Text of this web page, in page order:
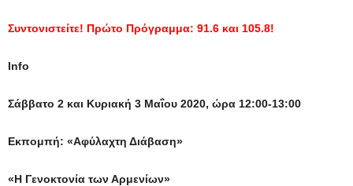
Συντονιστείτε! Πρώτο Πρόγραμμα: 91.6 και 105.8!
Info
Σάββατο 2 και Κυριακή 3 Μαΐου 2020, ώρα 12:00-13:00
Εκπομπή: «Αφύλαχτη Διάβαση»
«Η Γενοκτονία των Αρμενίων»